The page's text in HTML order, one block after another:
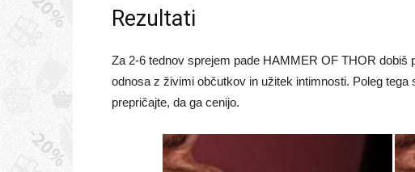
Rezultati
Za 2-6 tednov sprejem pade HAMMER OF THOR dobiš
odnosa z živimi občutkov in užitek intimnosti. Poleg
prepričajte, da ga cenijo.